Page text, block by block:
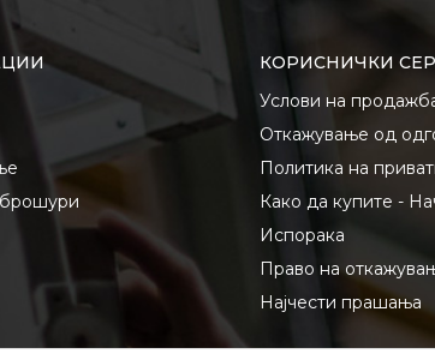
брошури
КОРИСНИЧКИ
Услови на
Откажување од
Политика на
Како да купите -
Испорака
Право на
Најчести прашања